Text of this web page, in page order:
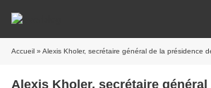
Accueil » Alexis Kholer, secrétaire général de la présidence de la République, refuse de se présenter devant la
Alexis Kholer, secrétaire général